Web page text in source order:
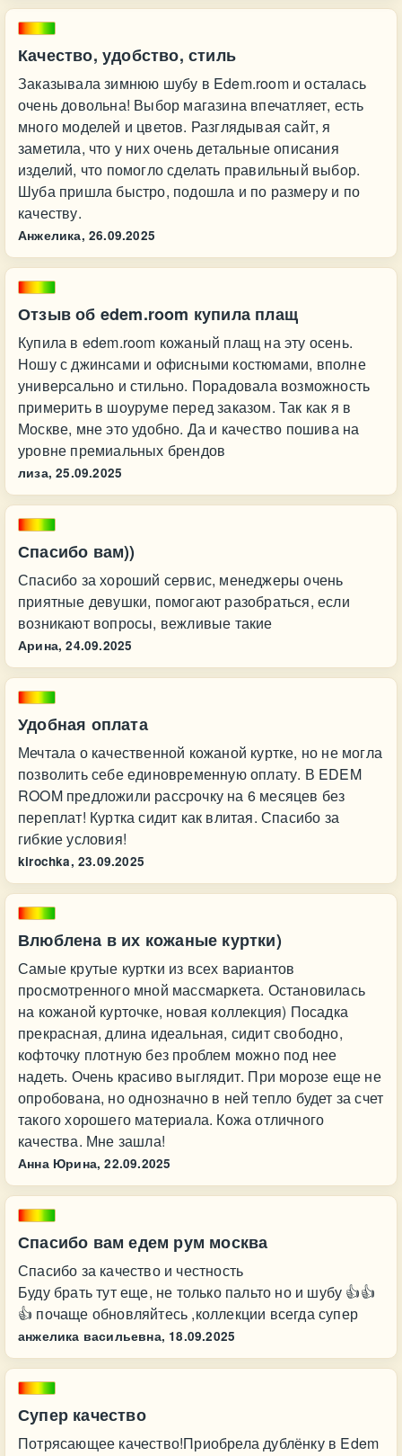
Качество, удобство, стиль
Заказывала зимнюю шубу в Edem.room и осталась
очень довольна! Выбор магазина впечатляет, есть
много моделей и цветов. Разглядывая сайт, я
заметила, что у них очень детальные описания
изделий, что помогло сделать правильный выбор.
Шуба пришла быстро, подошла и по размеру и по
качеству.
Анжелика, 26.09.2025
Отзыв об edem.room купила плащ
Купила в edem.room кожаный плащ на эту осень.
Ношу с джинсами и офисными костюмами, вполне
универсально и стильно. Порадовала возможность
примерить в шоуруме перед заказом. Так как я в
Москве, мне это удобно. Да и качество пошива на
уровне премиальных брендов
лиза, 25.09.2025
Спасибо вам))
Спасибо за хороший сервис, менеджеры очень
приятные девушки, помогают разобраться, если
возникают вопросы, вежливые такие
Арина, 24.09.2025
Удобная оплата
Мечтала о качественной кожаной куртке, но не могла
позволить себе единовременную оплату. В EDEM
ROOM предложили рассрочку на 6 месяцев без
переплат! Куртка сидит как влитая. Спасибо за
гибкие условия!
kirochka, 23.09.2025
Влюблена в их кожаные куртки)
Самые крутые куртки из всех вариантов
просмотренного мной массмаркета. Остановилась
на кожаной курточке, новая коллекция) Посадка
прекрасная, длина идеальная, сидит свободно,
кофточку плотную без проблем можно под нее
надеть. Очень красиво выглядит. При морозе еще не
опробована, но однозначно в ней тепло будет за счет
такого хорошего материала. Кожа отличного
качества. Мне зашла!
Анна Юрина, 22.09.2025
Спасибо вам едем рум москва
Спасибо за качество и честность
Буду брать тут еще, не только пальто но и шубу 👍👍
👍 почаще обновляйтесь ,коллекции всегда супер
анжелика васильевна, 18.09.2025
Супер качество
Потрясающее качество!Приобрела дублёнку в Edem